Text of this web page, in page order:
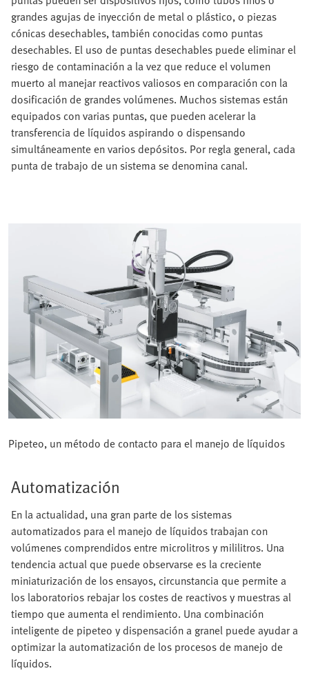
grandes agujas de inyección de metal o plástico, o piezas
cónicas desechables, también conocidas como puntas
desechables. El uso de puntas desechables puede eliminar el
riesgo de contaminación a la vez que reduce el volumen
muerto al manejar reactivos valiosos en comparación con la
dosificación de grandes volúmenes. Muchos sistemas están
equipados con varias puntas, que pueden acelerar la
transferencia de líquidos aspirando o dispensando
simultáneamente en varios depósitos. Por regla general, cada
punta de trabajo de un sistema se denomina canal.
Pipeteo, un método de contacto para el manejo de líquidos
Automatización
En la actualidad, una gran parte de los sistemas
automatizados para el manejo de líquidos trabajan con
volúmenes comprendidos entre microlitros y mililitros. Una
tendencia actual que puede observarse es la creciente
miniaturización de los ensayos, circunstancia que permite a
los laboratorios rebajar los costes de reactivos y muestras al
tiempo que aumenta el rendimiento. Una combinación
inteligente de pipeteo y dispensación a granel puede ayudar a
optimizar la automatización de los procesos de manejo de
líquidos.